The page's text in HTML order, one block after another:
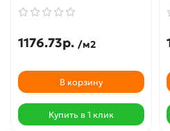
1176.73р. /м2
В корзину
Купить в 1 клик